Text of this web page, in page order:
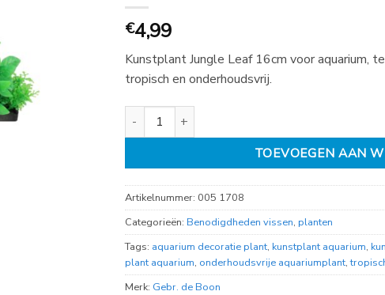
€4,99
Kunstplant Jungle Leaf 16cm voor aquarium,
tropisch en onderhoudsvrij.
kunstplant Jungle Leaf 16cm aantal
TOEVOEGEN AAN
Artikelnummer: 005 1708
Categorieën: Benodigdheden vissen, planten
Tags: aquarium decoratie plant, kunstplant aquarium,
plant aquarium, onderhoudsvrije aquariumplant,
Merk: Gebr. de Boon